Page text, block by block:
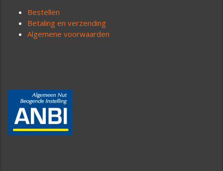
Bestellen
Betaling en verzending
Algemene voorwaarden